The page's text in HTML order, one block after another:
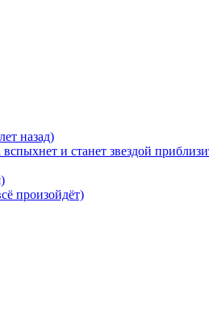
назад)
и станет звездой
произойдёт)